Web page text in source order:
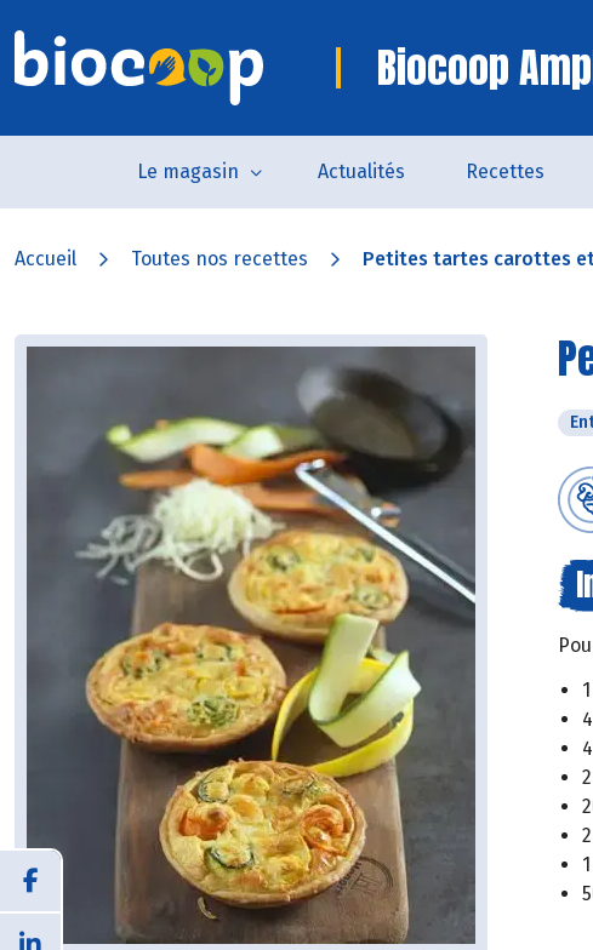
Biocoop
Le magasin Actualités Recettes
Accueil Toutes nos recettes Petites tartes carottes